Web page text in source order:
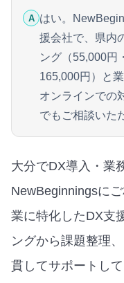
A はい。
援会社で、県内
ング（55,000円
165,000円）と
オンラインでの
でもご相談いた
大分でDX導入・業
NewBeginningsに
業に特化したDX支
ングから課題整理
貫してサポートして